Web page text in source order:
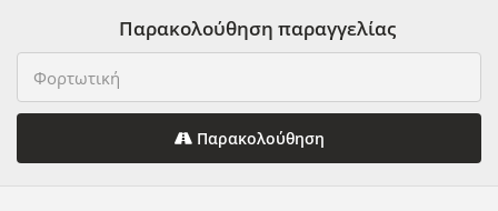
Παρακολούθηση παραγγελίας
Παρακολούθηση